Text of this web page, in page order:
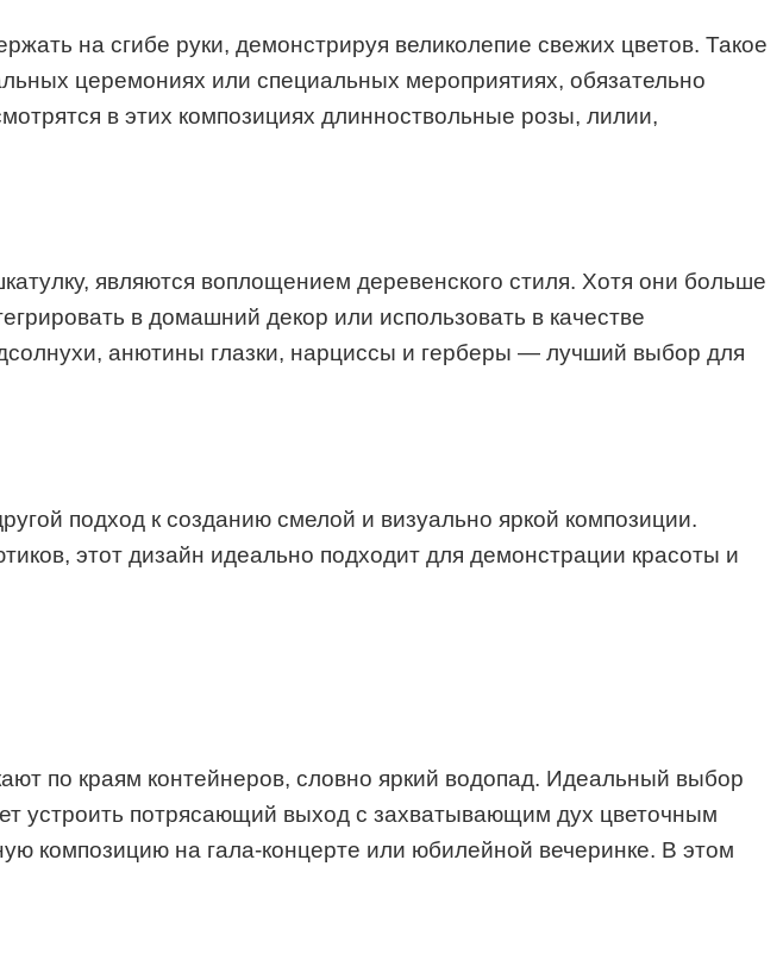
на сгибе руки, демонстрируя великолепие свежих цветов. Такое
церемониях или специальных мероприятиях, обязательно
в этих композициях длинноствольные розы, лилии,
являются воплощением деревенского стиля. Хотя они больше
в домашний декор или использовать в качестве
анютины глазки, нарциссы и герберы — лучший выбор для
подход к созданию смелой и визуально яркой композиции.
этот дизайн идеально подходит для демонстрации красоты и
по краям контейнеров, словно яркий водопад. Идеальный выбор
устроить потрясающий выход с захватывающим дух цветочным
композицию на гала-концерте или юбилейной вечеринке. В этом